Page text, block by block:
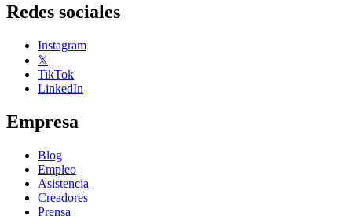
Redes sociales
Instagram
𝕏
TikTok
LinkedIn
Empresa
Blog
Empleo
Asistencia
Creadores
Prensa